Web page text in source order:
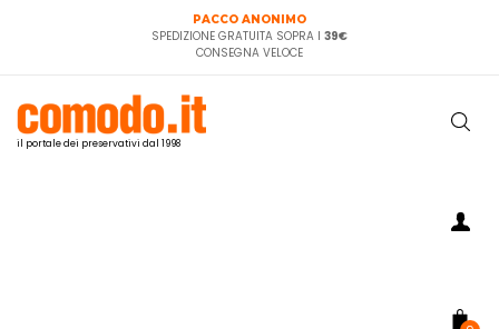
PACCO ANONIMO
SPEDIZIONE GRATUITA SOPRA I 39€
CONSEGNA VELOCE
il portale dei preservativi dal 1998